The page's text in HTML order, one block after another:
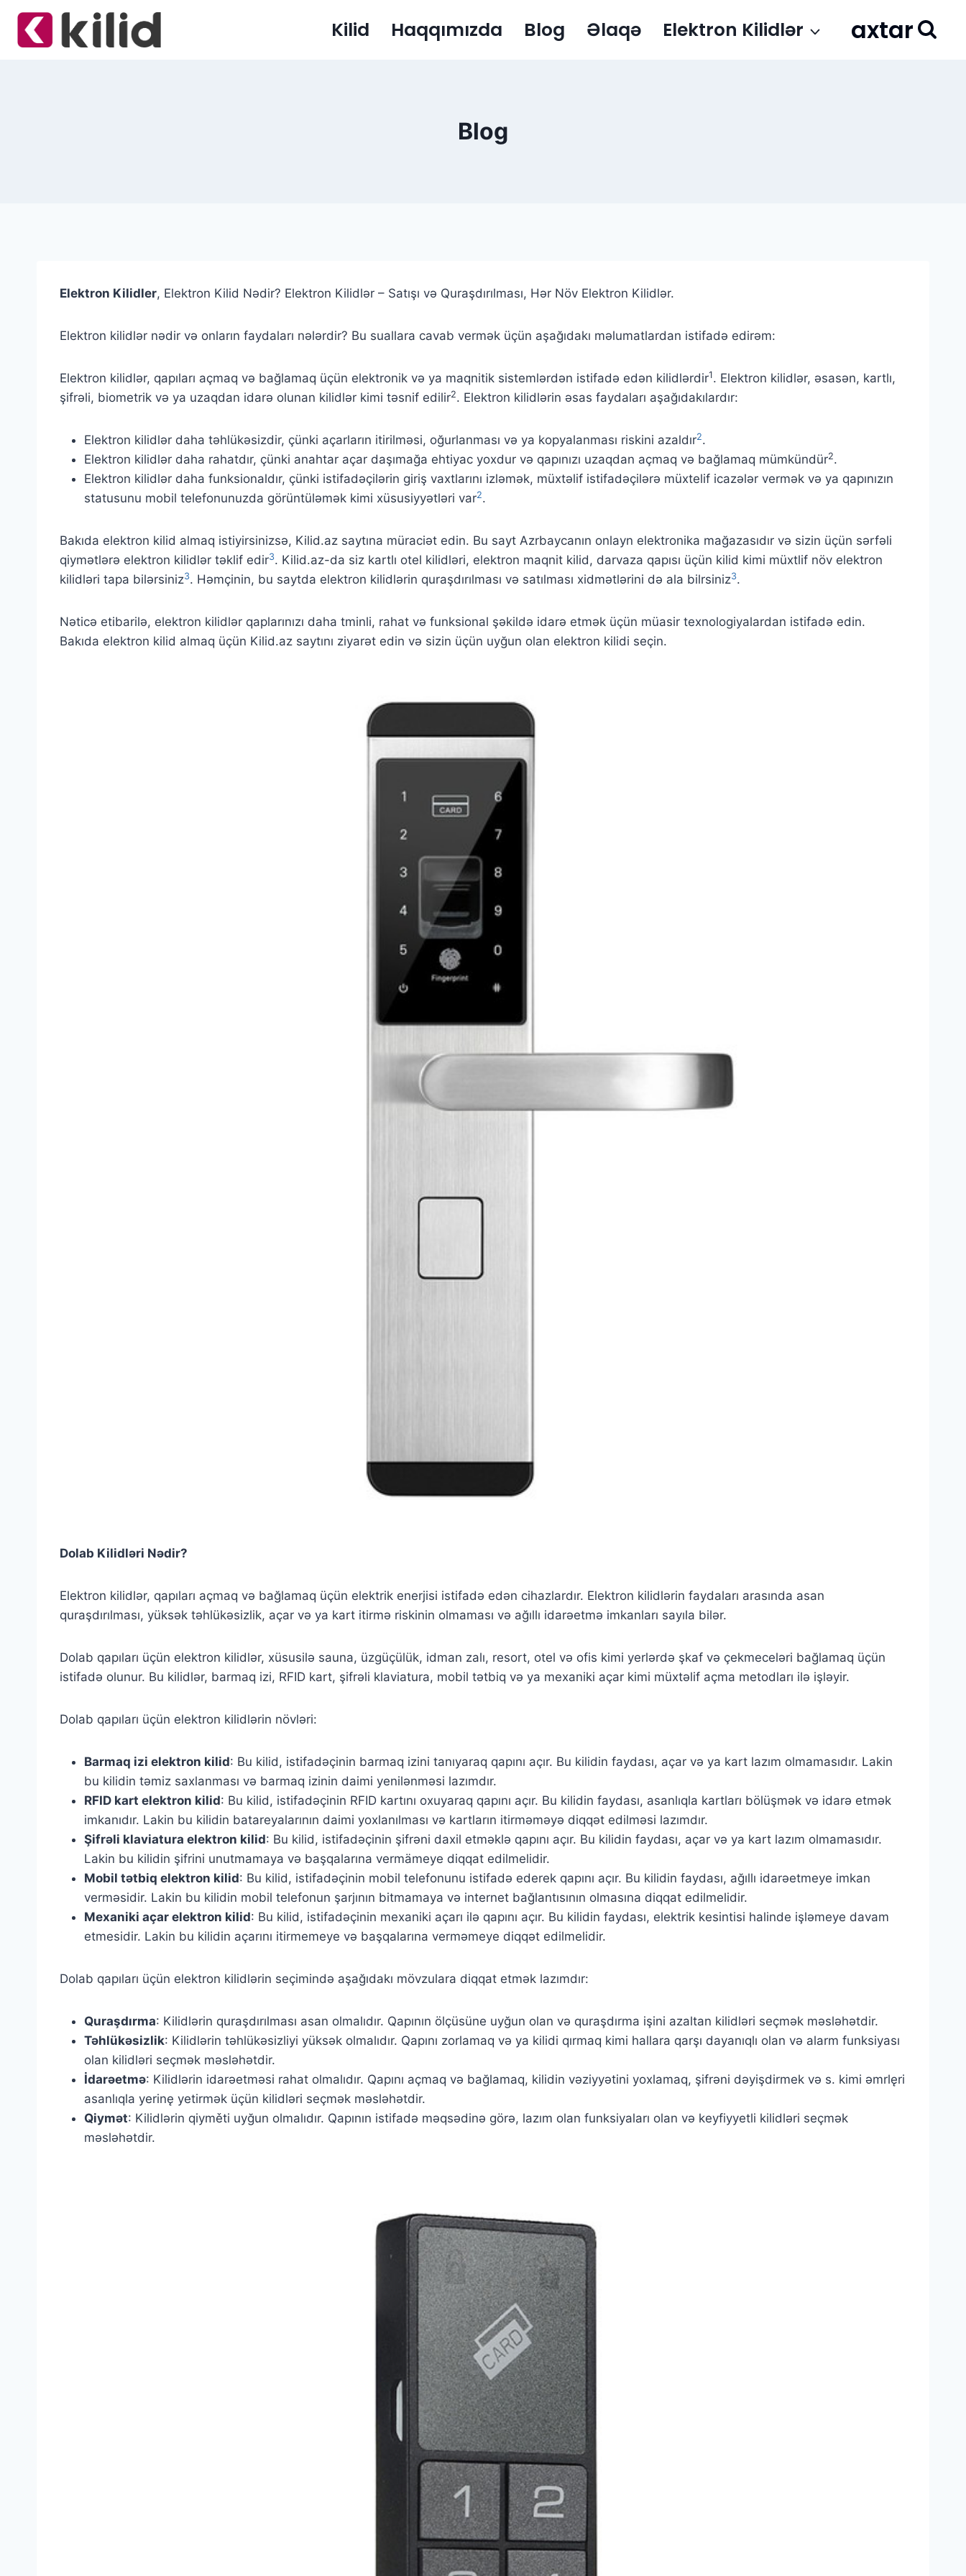
Skip
content
Kilid Haqqımızda Blog Əlaqə Elektron Kilidlər axtar
Blog
Elektron Kilidler, Elektron Kilid Nədir? Elektron Kilidlər – Satışı və Quraşdırılması, Hər Növ Elektron Kilidlər.
Elektron kilidlər nədir və onların faydaları nələrdir? Bu suallara cavab vermək üçün aşağıdakı məlumatlardan istifadə edirəm:
Elektron kilidlər, qapıları açmaq və bağlamaq üçün elektronik və ya maqnitik sistemlərdən istifadə edən kilidlərdir1. Elektron kilidlər, əsasən, kartlı,
şifrəli, biometrik və ya uzaqdan idarə olunan kilidlər kimi təsnif edilir2. Elektron kilidlərin əsas faydaları aşağıdakılardır:
Elektron kilidlər daha təhlükəsizdir, çünki açarların itirilməsi, oğurlanması və ya kopyalanması riskini azaldır2.
Elektron kilidlər daha rahatdır, çünki anahtar açar daşımağa ehtiyac yoxdur və qapınızı uzaqdan açmaq və bağlamaq mümkündür2.
Elektron kilidlər daha funksionaldır, çünki istifadəçilərin giriş vaxtlarını izləmək, müxtəlif istifadəçilərə müxtelif icazələr vermək və ya qapınızın
statusunu mobil telefonunuzda görüntüləmək kimi xüsusiyyətləri var2.
Bakıda elektron kilid almaq istiyirsinizsə, Kilid.az saytına müraciət edin. Bu sayt Azrbaycanın onlayn elektronika mağazasıdır və sizin üçün sərfəli
qiymətlərə elektron kilidlər təklif edir3. Kilid.az-da siz kartlı otel kilidləri, elektron maqnit kilid, darvaza qapısı üçün kilid kimi müxtlif növ elektron
kilidləri tapa bilərsiniz3. Həmçinin, bu saytda elektron kilidlərin quraşdırılması və satılması xidmətlərini də ala bilrsiniz3.
Nəticə etibarilə, elektron kilidlər qaplarınızı daha tminli, rahat və funksional şəkildə idarə etmək üçün müasir texnologiyalardan istifadə edin.
Bakıda elektron kilid almaq üçün Kilid.az saytını ziyarət edin və sizin üçün uyğun olan elektron kilidi seçin.
Dolab Kilidləri Nədir?
Elektron kilidlər, qapıları açmaq və bağlamaq üçün elektrik enerjisi istifadə edən cihazlardır. Elektron kilidlərin faydaları arasında asan
quraşdırılması, yüksək təhlükəsizlik, açar və ya kart itirmə riskinin olmaması və ağıllı idarəetmə imkanları sayıla bilər.
Dolab qapıları üçün elektron kilidlər, xüsusilə sauna, üzgüçülük, idman zalı, resort, otel və ofis kimi yerlərdə şkaf və çekmeceləri bağlamaq üçün
istifadə olunur. Bu kilidlər, barmaq izi, RFID kart, şifrəli klaviatura, mobil tətbiq və ya mexaniki açar kimi müxtəlif açma metodları ilə işləyir.
Dolab qapıları üçün elektron kilidlərin növləri:
Barmaq izi elektron kilid: Bu kilid, istifadəçinin barmaq izini tanıyaraq qapını açır. Bu kilidin faydası, açar və ya kart lazım olmamasıdır. Lakin
bu kilidin təmiz saxlanması və barmaq izinin daimi yenilənməsi lazımdır.
RFID kart elektron kilid: Bu kilid, istifadəçinin RFID kartını oxuyaraq qapını açır. Bu kilidin faydası, asanlıqla kartları bölüşmək və idarə etmək
imkanıdır. Lakin bu kilidin batareyalarının daimi yoxlanılması və kartların itirməməyə diqqət edilməsi lazımdır.
Şifrəli klaviatura elektron kilid: Bu kilid, istifadəçinin şifrəni daxil etməklə qapını açır. Bu kilidin faydası, açar və ya kart lazım olmamasıdır.
Lakin bu kilidin şifrini unutmamaya və başqalarına vermämeye diqqat edilmelidir.
Mobil tətbiq elektron kilid: Bu kilid, istifadəçinin mobil telefonunu istifadə ederek qapını açır. Bu kilidin faydası, ağıllı idarəetmeye imkan
verməsidir. Lakin bu kilidin mobil telefonun şarjının bitmamaya və internet bağlantısının olmasına diqqat edilmelidir.
Mexaniki açar elektron kilid: Bu kilid, istifadəçinin mexaniki açarı ilə qapını açır. Bu kilidin faydası, elektrik kesintisi halinde işləmeye davam
etmesidir. Lakin bu kilidin açarını itirmemeye və başqalarına verməmeye diqqət edilmelidir.
Dolab qapıları üçün elektron kilidlərin seçimində aşağıdakı mövzulara diqqat etmək lazımdır:
Quraşdırma: Kilidlərin quraşdırılması asan olmalıdır. Qapının ölçüsüne uyğun olan və quraşdırma işini azaltan kilidləri seçmək məsləhətdir.
Təhlükəsizlik: Kilidlərin təhlükəsizliyi yüksək olmalıdır. Qapını zorlamaq və ya kilidi qırmaq kimi hallara qarşı dayanıqlı olan və alarm funksiyası
olan kilidləri seçmək məsləhətdir.
İdarəetmə: Kilidlərin idarəetməsi rahat olmalıdır. Qapını açmaq və bağlamaq, kilidin vəziyyətini yoxlamaq, şifrəni dəyişdirmek və s. kimi əmrlęri
asanlıqla yerinę yetirmək üçün kilidləri seçmək məsləhətdir.
Qiymət: Kilidlərin qiyměti uyğun olmalıdır. Qapının istifadə məqsədinə görə, lazım olan funksiyaları olan və keyfiyyetli kilidləri seçmək
məsləhətdir.